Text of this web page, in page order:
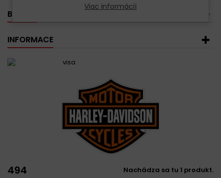
BANNER
INFORMACE
494 Nachádza sa tu 1 produkt.
Viac informácií